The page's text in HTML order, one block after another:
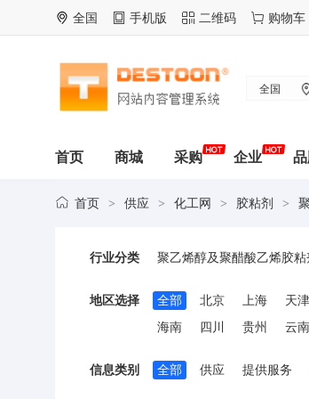
全国 手机版 二维码 购物车
全国
首页 商城 采购 企业
首页 > 供应 > 化工网 > 胶粘剂 >
行业分类 聚乙烯醇及聚醋酸乙烯胶粘
地区选择 全部 北京 上海 天津
海南
四川 贵州 云南
信息类别 全部 供应 提供服务